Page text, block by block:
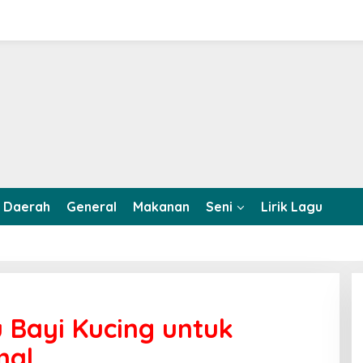
Daerah General Makanan Seni Lirik Lagu
Bayi Kucing untuk